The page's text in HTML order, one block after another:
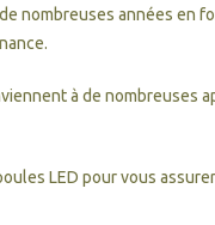
nombreuses années
à de nombreuses
LED pour vous